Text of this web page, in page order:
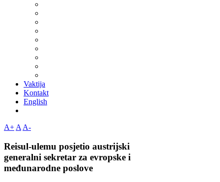
Vaktija
Kontakt
English
A+ A A-
Reisul-ulemu posjetio austrijski
generalni sekretar za evropske i
međunarodne poslove